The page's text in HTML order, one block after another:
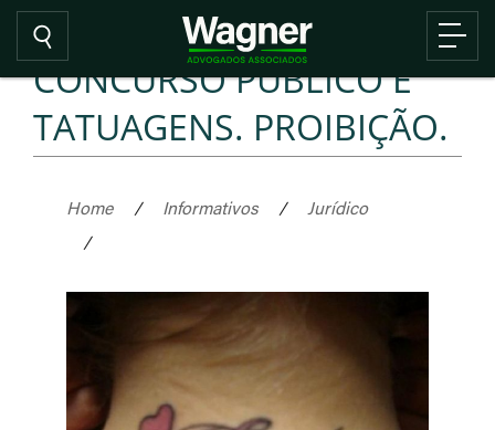
CONCURSO PÚBLICO E
TATUAGENS. PROIBIÇÃO.
Home / Informativos /
Jurídico
/